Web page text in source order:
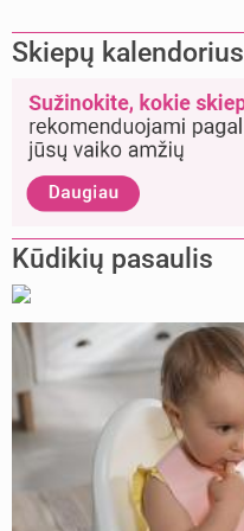
Skiepų kalendorius
Kūdikių pasaulis